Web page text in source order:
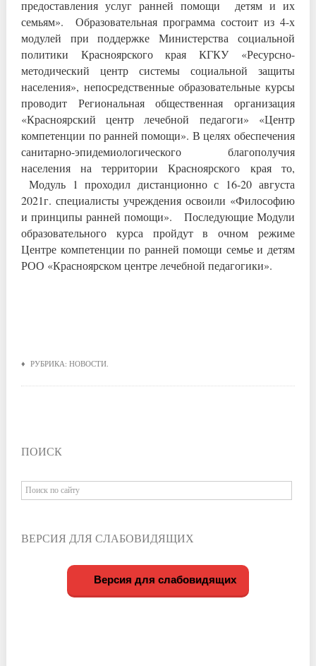
предоставления услуг ранней помощи детям и их
семьям». Образовательная программа состоит из 4-х
модулей при поддержке Министерства социальной
политики Красноярского края КГКУ «Ресурсно-
методический центр системы социальной защиты
населения», непосредственные образовательные курсы
проводит Региональная общественная организация
«Красноярский центр лечебной педагоги» «Центр
компетенции по ранней помощи». В целях обеспечения
санитарно-эпидемиологического благополучия
населения на территории Красноярского края то,
Модуль 1 проходил дистанционно с 16-20 августа
2021г. специалисты учреждения освоили «Философию
и принципы ранней помощи». Последующие Модули
образовательного курса пройдут в очном режиме
Центре компетенции по ранней помощи семье и детям
РОО «Красноярском центре лечебной педагогики».
♦ РУБРИКА:НОВОСТИ.
ПОИСК
ВЕРСИЯ ДЛЯ СЛАБОВИДЯЩИХ
Версия для слабовидящих